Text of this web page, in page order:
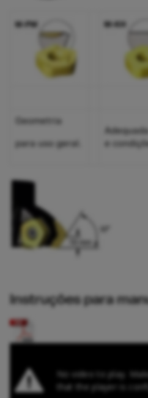
Geometria
para uso geral.
e
Instruções para